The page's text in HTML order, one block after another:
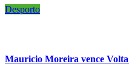
Desporto
Mauricio Moreira vence